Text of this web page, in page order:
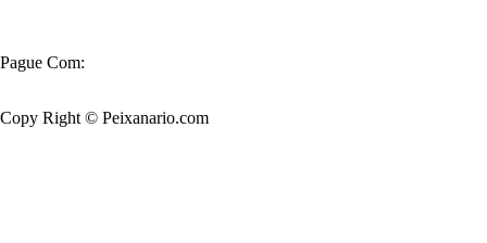
Pague Com:
Copy Right © Peixanario.com